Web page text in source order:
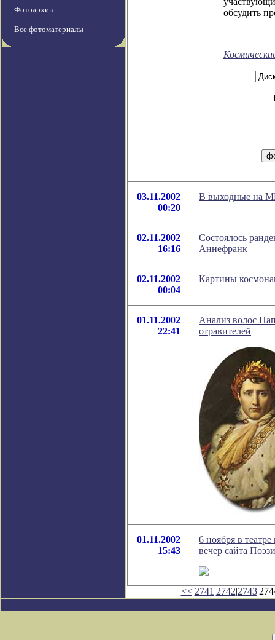
Фотоархив
Все фотоматериалы
обсудить
03.11.2002
00:20
В выходные на
02.11.2002
16:16
Состоялось
Аннефранк
02.11.2002
00:04
Картины
01.11.2002
22:41
Анализ волос
отравителей
01.11.2002
15:43
6 ноября в
вечер сайта
<< 2741 |2742|2743